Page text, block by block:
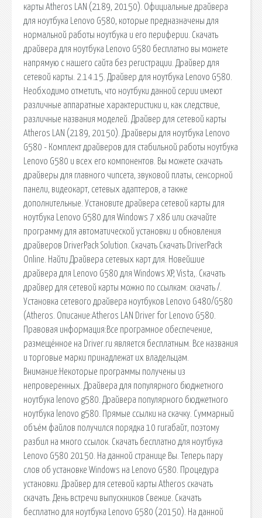
карты Atheros LAN (2189, 20150). Официальные драйвера
для ноутбука Lenovo G580, которые предназначены для
нормальной работы ноутбука и его периферии. Скачать
драйвера для ноутбука Lenovo G580 бесплатно вы можете
напрямую с нашего сайта без регистрации. Драйвер для
сетевой карты. 2.14.15. Драйвер для ноутбука Lenovo G580.
Необходимо отметить, что ноутбуки данной серии имеют
различные аппаратные характеристики и, как следствие,
различные названия моделей. Драйвер для сетевой карты
Atheros LAN (2189, 20150). Драйверы для ноутбука Lenovo
G580 - Комплект драйверов для стабильной работы ноутбука
Lenovo G580 и всех его компонентов. Вы можете скачать
драйверы для главного чипсета, звуковой платы, сенсорной
панели, видеокарт, сетевых адаптеров, а также
дополнительные. Установите драйвера сетевой карты для
ноутбука Lenovo G580 для Windows 7 x86 или скачайте
программу для автоматической установки и обновления
драйверов DriverPack Solution. Скачать Скачать DriverPaсk
Online. Найти Драйвера сетевых карт для. Новейшие
драйвера для Lenovo G580 для Windows XP, Vista,. Скачать
драйвер для сетевой карты можно по ссылкам: скачать /.
Установка сетевого драйвера ноутбуков Lenovo G480/G580
(Atheros. Описание:Atheros LAN Driver for Lenovo G580.
Правовая информация:Все програмное обеспечение,
размещённое на Driver.ru является бесплатным. Все названия
и торговые марки принадлежат их владельцам.
Внимание:Некоторые программы получены из
непроверенных. Драйвера для популярного бюджетного
ноутбука lenovo g580. Драйвера популярного бюджетного
ноутбука lenovo g580. Прямые ссылки на скачку. Суммарный
объём файлов получился порядка 10 гигабайт, поэтому
разбил на много ссылок. Скачать бесплатно для ноутбука
Lenovo G580 20150. На данной странице Вы. Теперь пару
слов об установке Windows на Lenovo G580. Процедура
установки. Драйвер для сетевой карты Atheros скачать
скачать. День встречи выпускников Свежие. Скачать
бесплатно для ноутбука Lenovo G580 (20150). На данной